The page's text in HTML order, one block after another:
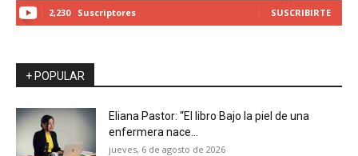
2,230 Suscriptores SUSCRIBIRTE
+ POPULAR
Eliana Pastor: “El libro Bajo la piel de una
enfermera nace...
jueves, 6 de agosto de 2026